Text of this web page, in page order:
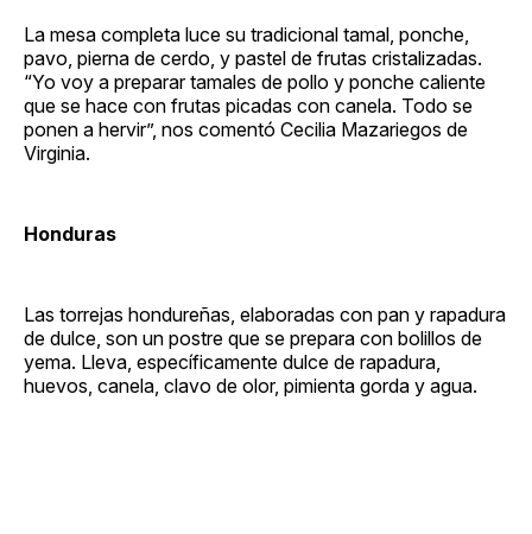
La mesa completa luce su tradicional tamal, ponche,
pavo, pierna de cerdo, y pastel de frutas cristalizadas.
“Yo voy a preparar tamales de pollo y ponche caliente
que se hace con frutas picadas con canela. Todo se
ponen a hervir”, nos comentó Cecilia Mazariegos de
Virginia.
Honduras
Las torrejas hondureñas, elaboradas con pan y rapadura
de dulce, son un postre que se prepara con bolillos de
yema. Lleva, específicamente dulce de rapadura,
huevos, canela, clavo de olor, pimienta gorda y agua.